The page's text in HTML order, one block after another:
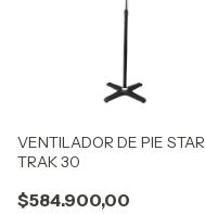
VENTILADOR DE PIE STAR
TRAK 30
$584.900,00